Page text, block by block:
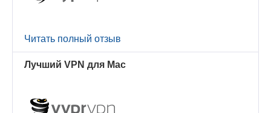
Читать полный отзыв
Лучший VPN для Mac